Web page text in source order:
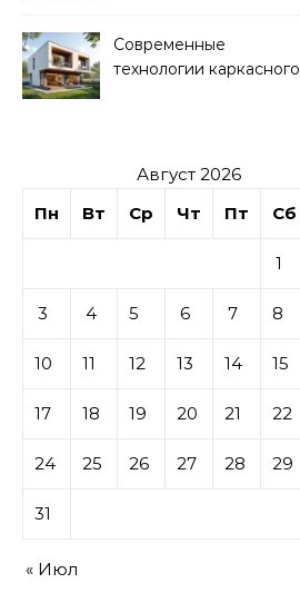
Современные
технологии каркасного
Август 2026
Пн
Вт Ср Чт Пт Сб
1
3 4 5 6 7 8
10 11 12 13 14 15
17 18 19 20 21 22
24 25 26 27 28 29
31
« Июл